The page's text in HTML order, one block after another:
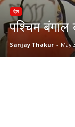
देश
पश्चिम बंगाल
Sanjay Thakur - May